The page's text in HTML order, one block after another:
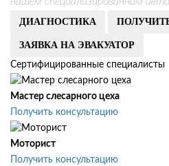
ДИАГНОСТИКА
ЗАЯВКА НА ЭВАКУАТОР
Сертифицированные специалисты
Мастер слесарного цеха
Получить консультацию
Моторист
Получить консультацию